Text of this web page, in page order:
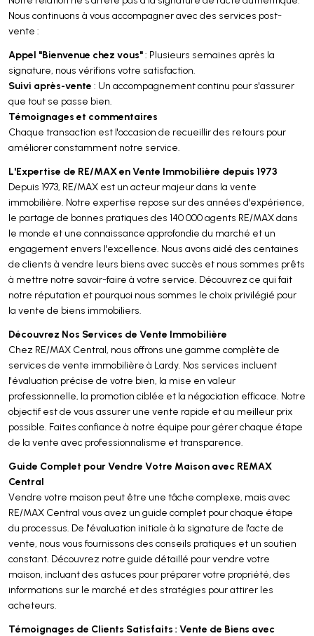
Nous continuons à vous accompagner avec des services post-
vente :
Appel "Bienvenue chez vous": Plusieurs semaines après la
signature, nous vérifions votre satisfaction.
Suivi après-vente : Un accompagnement continu pour s'assurer
que tout se passe bien.
Témoignages et commentaires
Chaque transaction est l'occasion de recueillir des retours pour
améliorer constamment notre service.
L'Expertise de RE/MAX en Vente Immobilière depuis 1973
Depuis 1973, RE/MAX est un acteur majeur dans la vente
immobilière. Notre expertise repose sur des années d'expérience,
le partage de bonnes pratiques des 140 000 agents RE/MAX dans
le monde et une connaissance approfondie du marché et un
engagement envers l'excellence. Nous avons aidé des centaines
de clients à vendre leurs biens avec succès et nous sommes prêts
à mettre notre savoir-faire à votre service. Découvrez ce qui fait
notre réputation et pourquoi nous sommes le choix privilégié pour
la vente de biens immobiliers.
Découvrez Nos Services de Vente Immobilière
Chez RE/MAX Central, nous offrons une gamme complète de
services de vente immobilière à Lardy. Nos services incluent
l'évaluation précise de votre bien, la mise en valeur
professionnelle, la promotion ciblée et la négociation efficace. Notre
objectif est de vous assurer une vente rapide et au meilleur prix
possible. Faites confiance à notre équipe pour gérer chaque étape
de la vente avec professionnalisme et transparence.
Guide Complet pour Vendre Votre Maison avec REMAX
Central
Vendre votre maison peut être une tâche complexe, mais avec
RE/MAX Central vous avez un guide complet pour chaque étape
du processus. De l'évaluation initiale à la signature de l'acte de
vente, nous vous fournissons des conseils pratiques et un soutien
constant. Découvrez notre guide détaillé pour vendre votre
maison, incluant des astuces pour préparer votre propriété, des
informations sur le marché et des stratégies pour attirer les
acheteurs.
Témoignages de Clients Satisfaits : Vente de Biens avec